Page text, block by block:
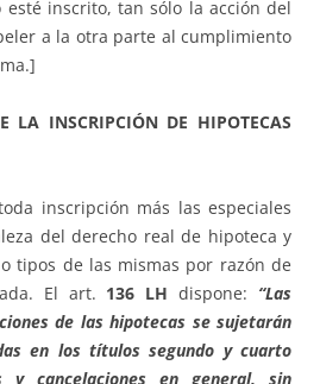
inscrito, tan sólo la acción del
a la otra parte al cumplimiento
LA INSCRIPCIÓN DE HIPOTECAS
inscripción más las especiales
del derecho real de hipoteca y
tipos de las mismas por razón de
El art. 136 LH dispone: “Las
de las hipotecas se sujetarán
en los títulos segundo y cuarto
y cancelaciones en general, sin